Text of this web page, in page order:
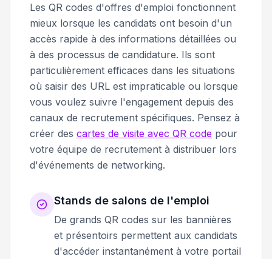
Les QR codes d'offres d'emploi fonctionnent
mieux lorsque les candidats ont besoin d'un
accès rapide à des informations détaillées ou
à des processus de candidature. Ils sont
particulièrement efficaces dans les situations
où saisir des URL est impraticable ou lorsque
vous voulez suivre l'engagement depuis des
canaux de recrutement spécifiques. Pensez à
créer des cartes de visite avec QR code pour
votre équipe de recrutement à distribuer lors
d'événements de networking.
Stands de salons de l'emploi
De grands QR codes sur les bannières
et présentoirs permettent aux candidats
d'accéder instantanément à votre portail